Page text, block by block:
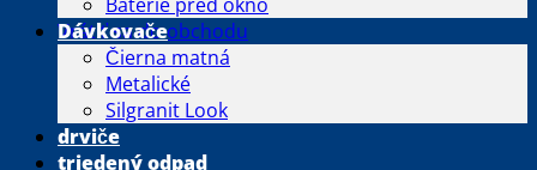
Vrátiť sa do obchodu
Dávkovače
Čierna matná
Metalické
Silgranit Look
drviče
triedený odpad